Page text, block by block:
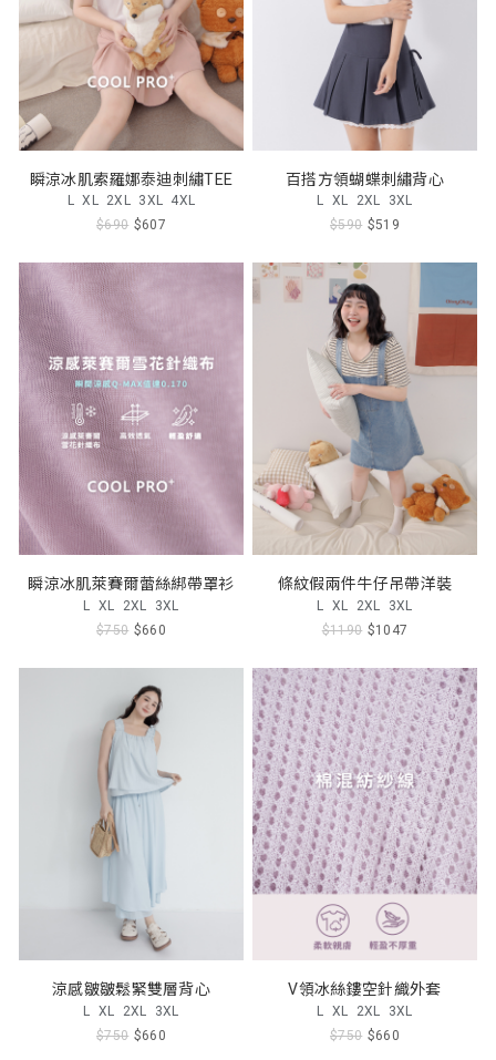
瞬涼冰肌索羅娜泰迪刺繡TEE
L XL 2XL 3XL 4XL
$690 $607
百搭方領蝴蝶刺繡背心
L XL 2XL 3XL
$590 $519
瞬涼冰肌萊賽爾蕾絲綁帶罩衫
L XL 2XL 3XL
$750 $660
條紋假兩件牛仔吊帶洋裝
L XL 2XL 3XL
$1190 $1047
涼感皺皺鬆緊雙層背心
L XL 2XL 3XL
$750 $660
V領冰絲鏤空針織外套
L XL 2XL 3XL
$750 $660